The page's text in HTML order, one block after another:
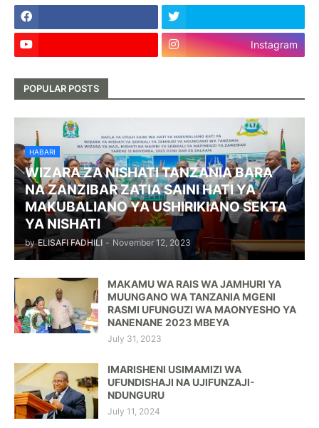
Instagram
POPULAR POSTS
HABARI
WIZARA ZA NISHATI TANZANIA BARA
NA ZANZIBAR ZATIA SAINI HATI YA
MAKUBALIANO YA USHIRIKIANO SEKTA
YA NISHATI
by ELISAFI FADHILI - November 12, 2023
MAKAMU WA RAIS WA JAMHURI YA
MUUNGANO WA TANZANIA MGENI
RASMI UFUNGUZI WA MAONYESHO YA
NANENANE 2023 MBEYA
July 31, 2023
IMARISHENI USIMAMIZI WA
UFUNDISHAJI NA UJIFUNZAJI-
NDUNGURU
July 11, 2024